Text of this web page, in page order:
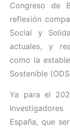
Congreso de
reflexión
Social y
actuales, y
como la
Sostenible
Ya para el
España, que